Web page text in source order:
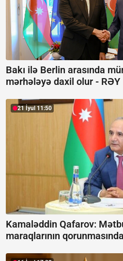
Bakı ilə Berlin arasında
mərhələyə daxil olur - RƏY
21 İyul 11:50
Kamaləddin Qafarov:
maraqlarının